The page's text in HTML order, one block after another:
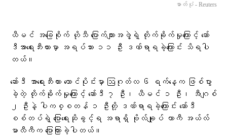
ဓာတ်ပုံ - Reuters
ယီမင် အခြေစိုက် ဟိုသီ ပြောက်ကျားအဖွဲ့ရဲ့ တိုက်ခိုက်မှုကြောင့် ဆော်
ဒီအာရေးဘီးယားမှာ အရပ်သား ၁၁ ဦး ဒဏ်ရာရခဲ့ကြောင်း သိရပါ
တယ်။
ဆော်ဒီ အာရေးဘီးယား တောင်ပိုင်းမှာ ဩဂုတ်လ ၆ ရက်နေ့က ဖြစ်ပွား
ခဲ့တဲ့ တိုက်ခိုက်မှုကြောင့် ဆော်ဒီ ၇ ဦး၊ ယီမင် ၁ ဦး၊ အီဂျစ်
၂ ဦးနဲ့ ပါကစ္စတန် ၁ ဦးတို့ ဒဏ်ရာရခဲ့ကြောင်း ဆော်ဒီ
စစ်တပ်ရဲ့ ပြောရေးဆိုခွင့်ရ အရာရှိ ဗိုလ်ချုပ် တာကီ အယ်လ်
မာလီကီက ပြောကြားခဲ့ပါတယ်။